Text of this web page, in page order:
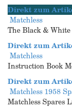
Direkt zum
Matchless
The Black & White
Direkt zum
Matchless
Instruction Book
Direkt zum
Matchless 1958
Matchless Spares